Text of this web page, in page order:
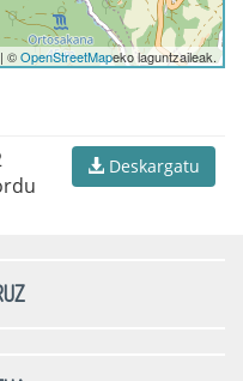
| ©OpenStreetMapeko laguntzaileak.
Deskargatu